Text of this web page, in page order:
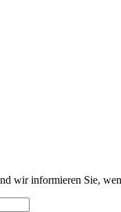
wir informieren Sie,